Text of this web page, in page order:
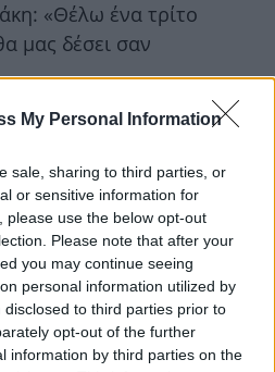
My Personal Information
sale, sharing to third parties, or
or sensitive information for
please use the below opt-out
Please note that after your
you may continue seeing
personal information utilized by
to third parties prior to
opt-out of the further
information by third parties on the
«Θέλω ένα τρίτο
μας δέσει σαν